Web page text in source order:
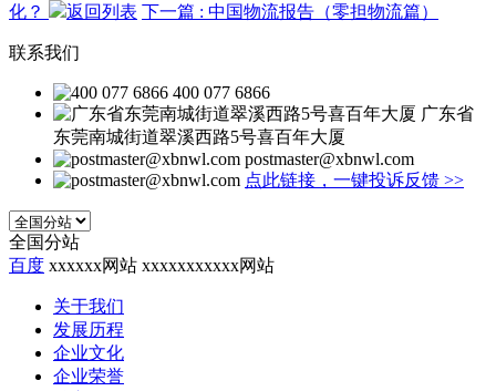
化？
返回列表 下一篇 : 中国物流报告（零担物流篇）
联系我们
400 077 6866
广东省
东莞南城街道翠溪西路5号喜百年大厦
postmaster@xbnwl.com
点此链接，一键投诉反馈 >>
全国分站
百度 xxxxxx网站 xxxxxxxxxxx网站
关于我们
发展历程
企业文化
企业荣誉